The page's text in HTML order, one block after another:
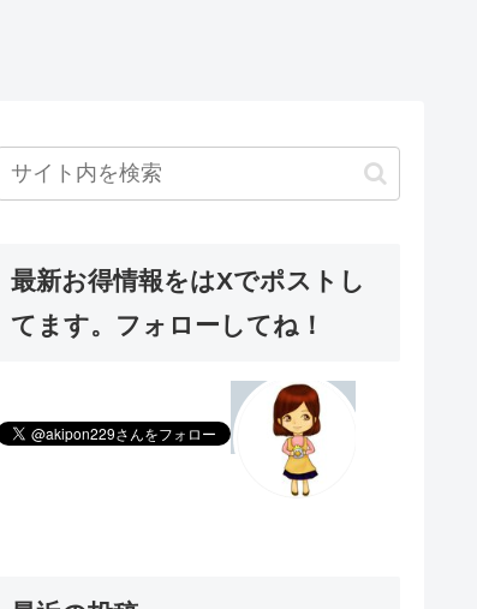
最新お得情報をはXでポストし
てます。フォローしてね！